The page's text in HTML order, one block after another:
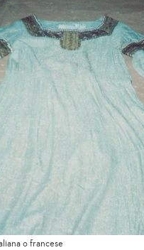
o francese